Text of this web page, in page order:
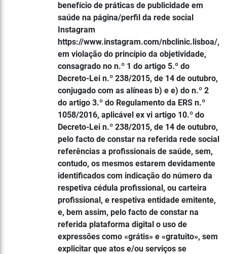
benefício de práticas de publicidade em
saúde na página/perfil da rede social
Instagram
https://www.instagram.com/nbclinic.lisboa/,
em violação do princípio da objetividade,
consagrado no n.º 1 do artigo 5.º do
Decreto-Lei n.º 238/2015, de 14 de outubro,
conjugado com as alíneas b) e e) do n.º 2
do artigo 3.º do Regulamento da ERS n.º
1058/2016, aplicável ex vi artigo 10.º do
Decreto-Lei n.º 238/2015, de 14 de outubro,
pelo facto de constar na referida rede social
referências a profissionais de saúde, sem,
contudo, os mesmos estarem devidamente
identificados com indicação do número da
respetiva cédula profissional, ou carteira
profissional, e respetiva entidade emitente,
e, bem assim, pelo facto de constar na
referida plataforma digital o uso de
expressões como «grátis» e «gratuito», sem
explicitar que atos e/ou serviços se